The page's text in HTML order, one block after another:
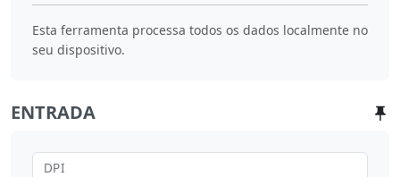
Esta ferramenta processa todos os dados localmente no
seu dispositivo.
ENTRADA
DPI